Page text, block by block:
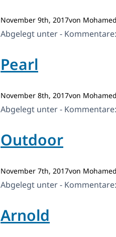
November 9th, 2017von
Abgelegt unter - Kommentare:
Pearl
November 8th, 2017von
Abgelegt unter - Kommentare:
Outdoor
November 7th, 2017von
Abgelegt unter - Kommentare:
Arnold